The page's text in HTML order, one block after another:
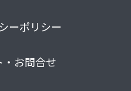
ーポリシー
・お問合せ